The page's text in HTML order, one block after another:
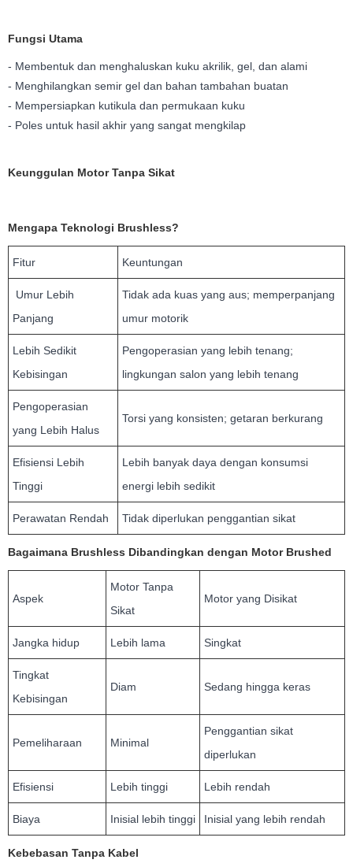
Fungsi Utama
- Membentuk dan menghaluskan kuku akrilik, gel, dan alami
- Menghilangkan semir gel dan bahan tambahan buatan
- Mempersiapkan kutikula dan permukaan kuku
- Poles untuk hasil akhir yang sangat mengkilap
Keunggulan Motor Tanpa Sikat
Mengapa Teknologi Brushless?
Fitur Keuntungan
Umur Lebih
Panjang
Tidak ada kuas yang aus; memperpanjang
umur motorik
Lebih Sedikit
Kebisingan
Pengoperasian yang lebih tenang;
lingkungan salon yang lebih tenang
Pengoperasian
yang Lebih Halus
Torsi yang konsisten; getaran berkurang
Efisiensi Lebih
Tinggi
Lebih banyak daya dengan konsumsi
energi lebih sedikit
Perawatan Rendah Tidak diperlukan penggantian sikat
Bagaimana Brushless Dibandingkan dengan Motor Brushed
Aspek
Motor Tanpa
Sikat
Motor yang Disikat
Jangka hidup Lebih lama Singkat
Tingkat
Kebisingan
Diam Sedang hingga keras
Pemeliharaan Minimal
Penggantian sikat
diperlukan
Efisiensi Lebih tinggi Lebih rendah
Biaya Inisial lebih tinggi Inisial yang lebih rendah
Kebebasan Tanpa Kabel